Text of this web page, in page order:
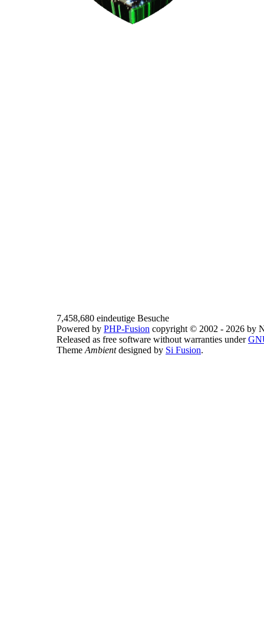
7,458,680 eindeutige Besuche
Powered by PHP-Fusion copyright © 2002 - 2026 by
Released as free software without warranties under
Theme Ambientdesigned by Si Fusion.